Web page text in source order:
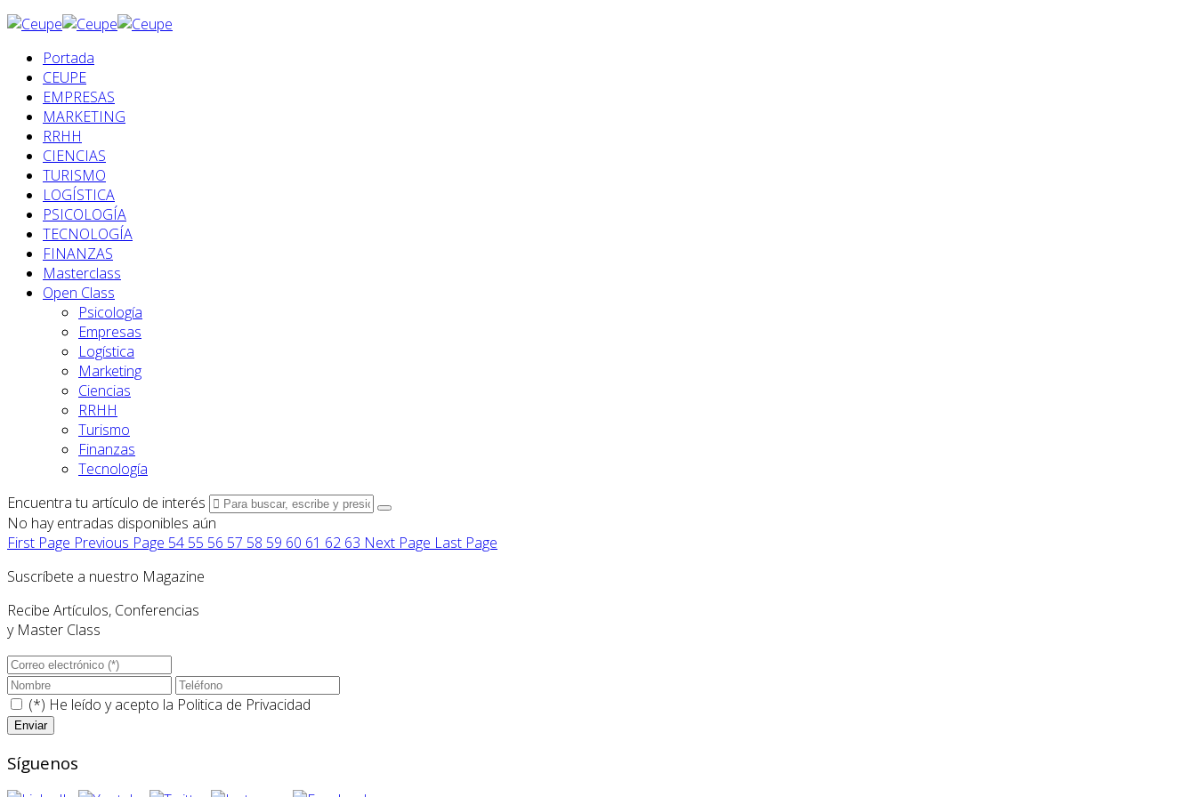
Portada
CEUPE
EMPRESAS
MARKETING
RRHH
CIENCIAS
TURISMO
LOGÍSTICA
PSICOLOGÍA
TECNOLOGÍA
FINANZAS
Masterclass
Open Class
Psicología
Empresas
Logística
Marketing
Ciencias
RRHH
Turismo
Finanzas
Tecnología
Encuentra tu artículo de interés
No hay entradas disponibles aún
First Page Previous Page 54 55 56 57 58 59 60 61 62 63 Next Page Last Page
Suscríbete a nuestro Magazine
Recibe Artículos, Conferencias
y Master Class
(*) He leído y acepto la Politica de Privacidad
Síguenos